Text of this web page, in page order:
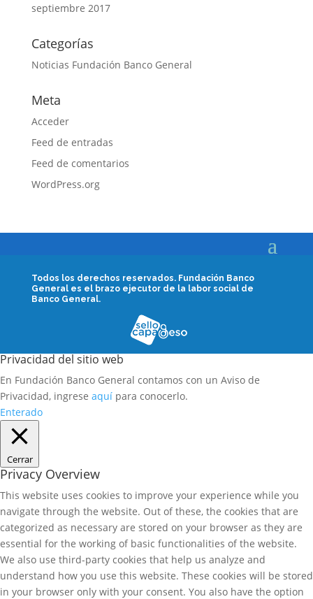
septiembre 2017
Categorías
Noticias Fundación Banco General
Meta
Acceder
Feed de entradas
Feed de comentarios
WordPress.org
Todos los derechos reservados. Fundación Banco
General es el brazo ejecutor de la labor social de
Banco General.
Privacidad del sitio web
En Fundación Banco General contamos con un Aviso de
Privacidad, ingrese aquí para conocerlo.
Enterado
Cerrar
Privacy Overview
This website uses cookies to improve your experience while you
navigate through the website. Out of these, the cookies that are
categorized as necessary are stored on your browser as they are
essential for the working of basic functionalities of the website.
We also use third-party cookies that help us analyze and
understand how you use this website. These cookies will be stored
in your browser only with your consent. You also have the option